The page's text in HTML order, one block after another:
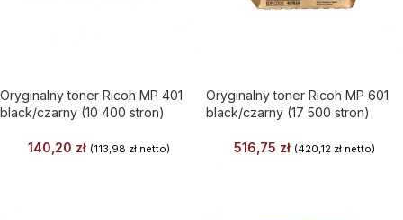
Oryginalny toner Ricoh MP 401
black/czarny (10 400 stron)
140,20 zł (113,98 złnetto)
Oryginalny toner Ricoh MP 601
black/czarny (17 500 stron)
516,75 zł (420,12 zł netto)